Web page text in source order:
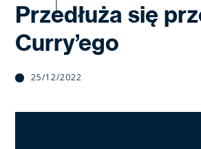
Przedłuża się
Curry’ego
25/12/2022